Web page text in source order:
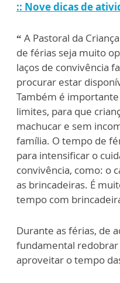
:: Nove dicas de
“ A Pastoral da
de férias seja muito
laços de convivência
procurar estar
Também é
limites, para que
machucar e sem
família. O tempo de
para intensificar o
convivência, como: o
as brincadeiras. É
tempo com
Durante as férias, de
fundamental redobrar
aproveitar o tempo